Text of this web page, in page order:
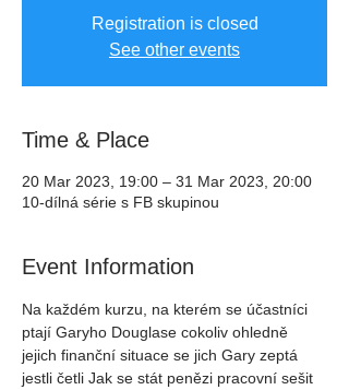
Registration is closed
See other events
Time & Place
20 Mar 2023, 19:00 – 31 Mar 2023, 20:00
10-dílná série s FB skupinou
Event Information
Na každém kurzu, na kterém se účastníci
ptají Garyho Douglase cokoliv ohledně
jejich finanční situace se jich Gary zeptá
jestli četli Jak se stát penězi pracovní sešit